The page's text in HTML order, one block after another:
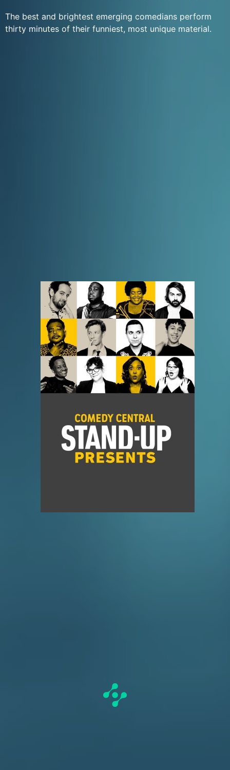
The best and brightest emerging comedians perform
thirty minutes of their funniest, most unique material.